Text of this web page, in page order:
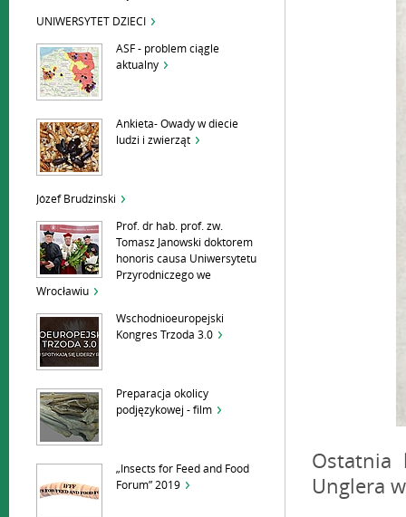
UNIWERSYTET DZIECI
ASF - problem ciągle
aktualny
Ankieta- Owady w diecie
ludzi i zwierząt
Józef Brudzinski
Prof. dr hab. prof. zw.
Tomasz Janowski doktorem
honoris causa Uniwersytetu
Przyrodniczego we
Wrocławiu
Wschodnioeuropejski
Kongres Trzoda 3.0
Preparacja okolicy
podjęzykowej - film
„Insects for Feed and Food
Forum” 2019
Ostatnia
Unglera